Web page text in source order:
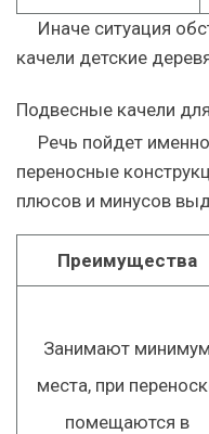
Иначе ситуация
качели детские
Подвесные качели
Речь пойдет
переносные
плюсов и минусов
Преимущества
Занимают минимум
места, при
помещаются в